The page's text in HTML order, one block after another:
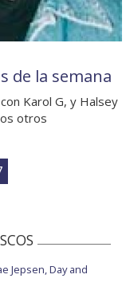
de la semana
Karol G, y Halsey
otros
Jepsen, Day and